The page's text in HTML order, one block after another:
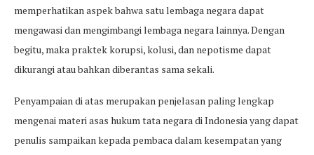
memperhatikan aspek bahwa satu lembaga negara dapat
mengawasi dan mengimbangi lembaga negara lainnya. Dengan
begitu, maka praktek korupsi, kolusi, dan nepotisme dapat
dikurangi atau bahkan diberantas sama sekali.
Penyampaian di atas merupakan penjelasan paling lengkap
mengenai materi asas hukum tata negara di Indonesia yang dapat
penulis sampaikan kepada pembaca dalam kesempatan yang